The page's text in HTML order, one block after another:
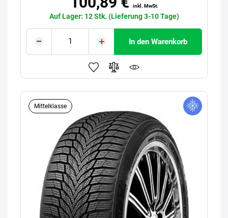
inkl. MwSt.
Auf Lager: 12 Stk. (Lieferung 3-10 Tage)
In den Warenkorb
Mittelklasse